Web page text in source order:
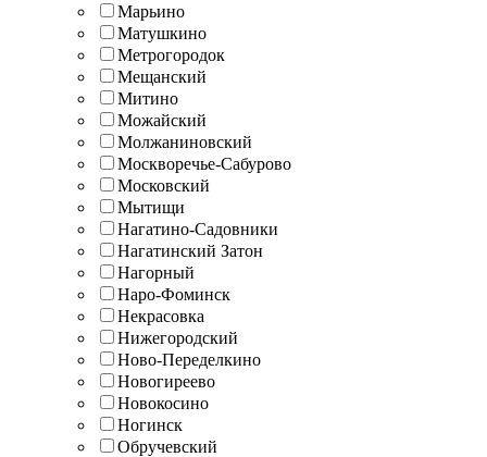
Марьино
Матушкино
Метрогородок
Мещанский
Митино
Можайский
Молжаниновский
Москворечье-Сабурово
Московский
Мытищи
Нагатино-Садовники
Нагатинский Затон
Нагорный
Наро-Фоминск
Некрасовка
Нижегородский
Ново-Переделкино
Новогиреево
Новокосино
Ногинск
Обручевский